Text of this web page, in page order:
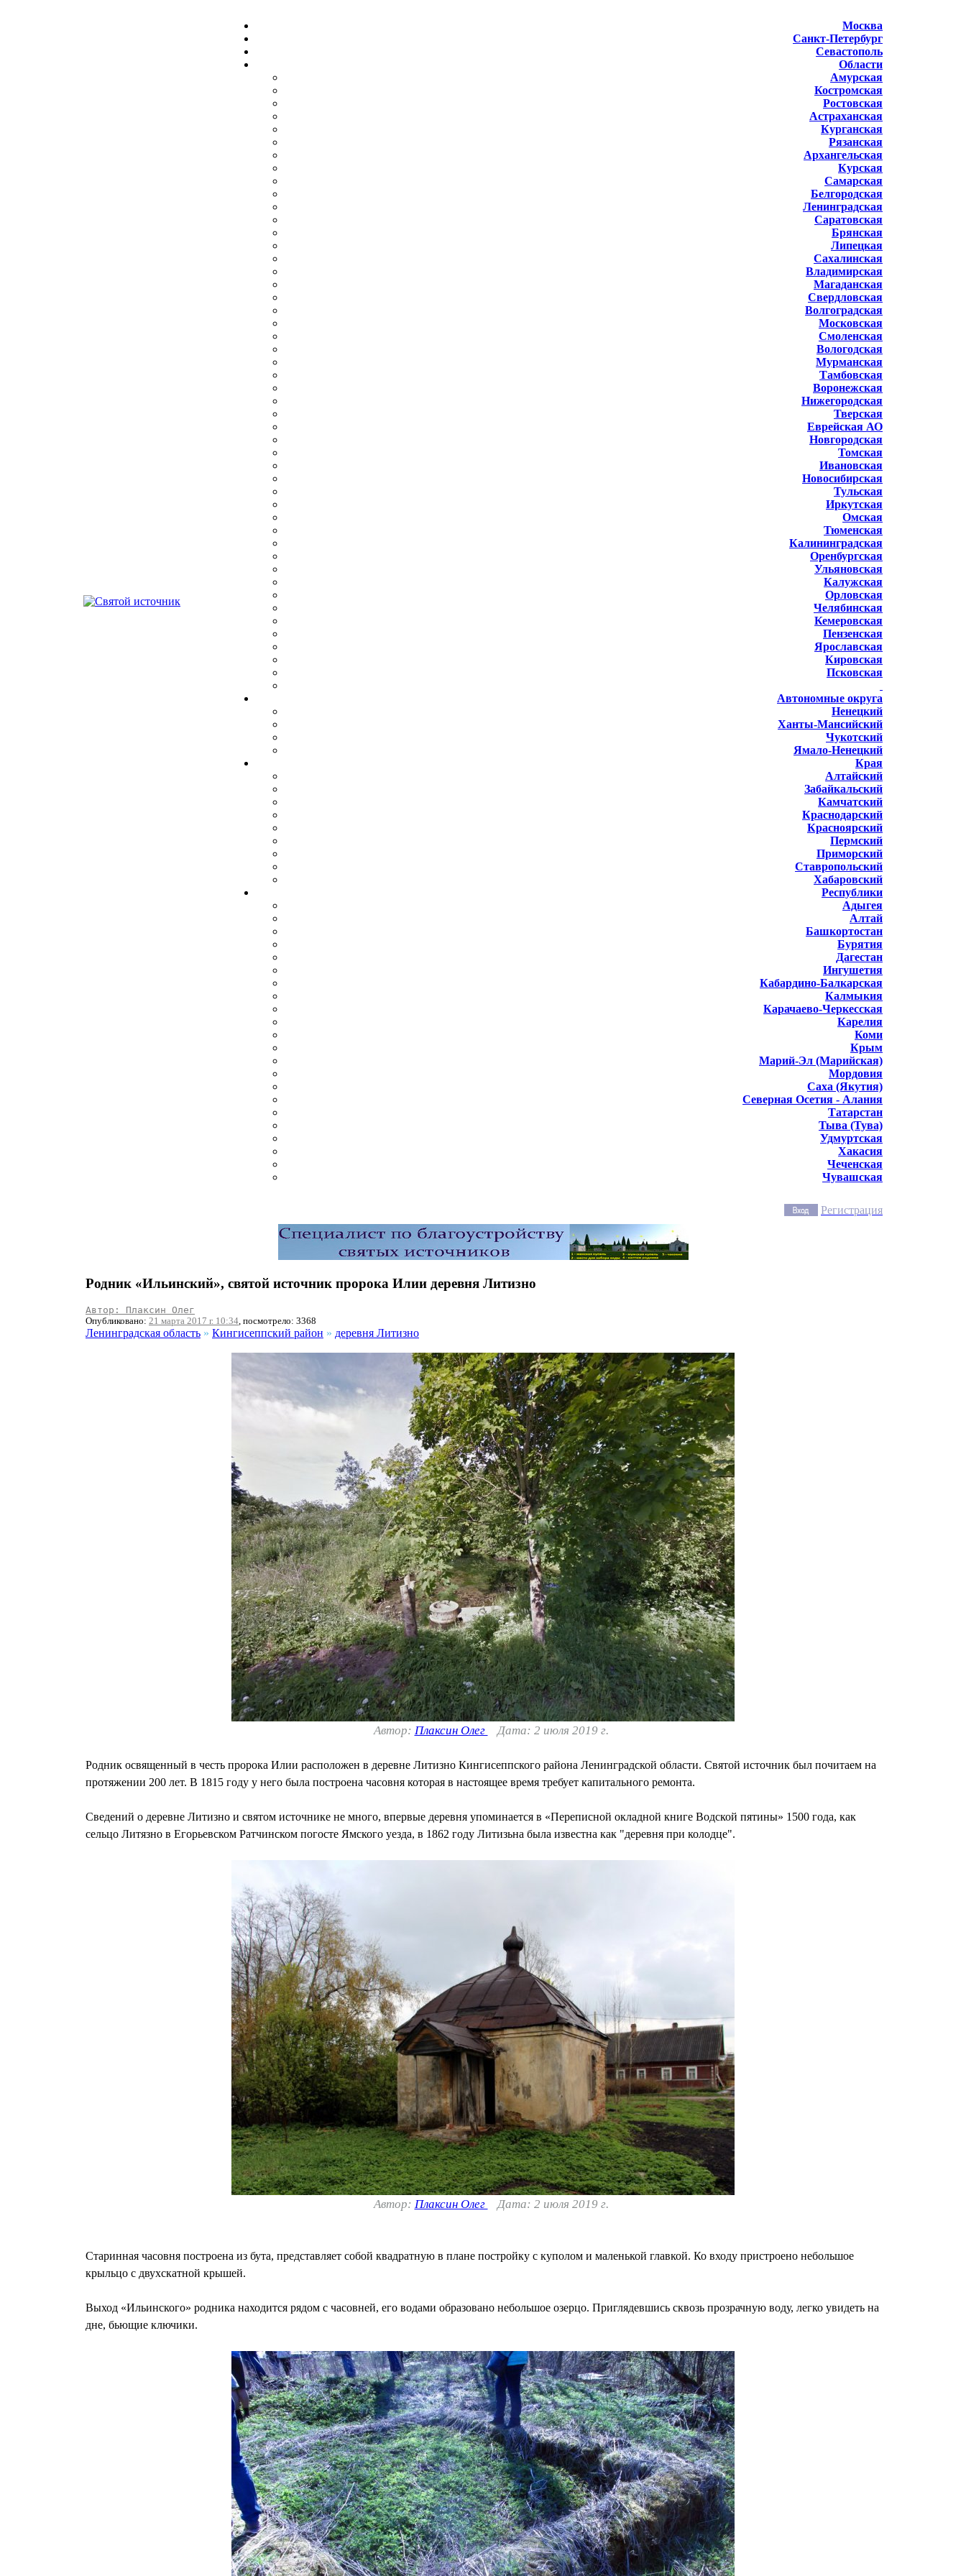
Москва
Санкт-Петербург
Севастополь
Области
Амурская
Костромская
Ростовская
Астраханская
Курганская
Рязанская
Архангельская
Курская
Самарская
Белгородская
Ленинградская
Саратовская
Брянская
Липецкая
Сахалинская
Владимирская
Магаданская
Свердловская
Волгоградская
Московская
Смоленская
Вологодская
Мурманская
Тамбовская
Воронежская
Нижегородская
Тверская
Еврейская АО
Новгородская
Томская
Ивановская
Новосибирская
Тульская
Иркутская
Омская
Тюменская
Калининградская
Оренбургская
Ульяновская
Калужская
Орловская
Челябинская
Кемеровская
Пензенская
Ярославская
Кировская
Псковская
Автономные округа
Ненецкий
Ханты-Мансийский
Чукотский
Ямало-Ненецкий
Края
Алтайский
Забайкальский
Камчатский
Краснодарский
Красноярский
Пермский
Приморский
Ставропольский
Хабаровский
Республики
Адыгея
Алтай
Башкортостан
Бурятия
Дагестан
Ингушетия
Кабардино-Балкарская
Калмыкия
Карачаево-Черкесская
Карелия
Коми
Крым
Марий-Эл (Марийская)
Мордовия
Саха (Якутия)
Северная Осетия - Алания
Татарстан
Тыва (Тува)
Удмуртская
Хакасия
Чеченская
Чувашская
Регистрация
Родник «Ильинский», святой источник пророка Илии деревня Литизно
Автор: Плаксин Олег
Опубликовано: 21 марта 2017 г. 10:34, посмотрело: 3368
Ленинградская область » Кингисеппский район » деревня Литизно
Автор: Плаксин Олег Дата: 2 июля 2019 г.
Родник освященный в честь пророка Илии расположен в деревне Литизно Кингисеппского района Ленинградской области. Святой источник был почитаем на
протяжении 200 лет. В 1815 году у него была построена часовня которая в настоящее время требует капитального ремонта.
Сведений о деревне Литизно и святом источнике не много, впервые деревня упоминается в «Переписной окладной книге Водской пятины» 1500 года, как
сельцо Литязно в Егорьевском Ратчинском погосте Ямского уезда, в 1862 году Литизьна была известна как "деревня при колодце".
Автор: Плаксин Олег Дата: 2 июля 2019 г.
Старинная часовня построена из бута, представляет собой квадратную в плане постройку с куполом и маленькой главкой. Ко входу пристроено небольшое
крыльцо с двухскатной крышей.
Выход «Ильинского» родника находится рядом с часовней, его водами образовано небольшое озерцо. Приглядевшись сквозь прозрачную воду, легко увидеть на
дне, бьющие ключики.